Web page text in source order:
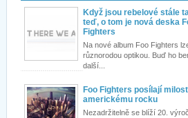
Když jsou rebelové stále
teď, o tom je nová deska
Fighters
Na nové album Foo Fighters
různorodou optikou. Buď ho
další...
Foo Fighters posílají
americkému rocku
Nezadržitelně se blíží 20.